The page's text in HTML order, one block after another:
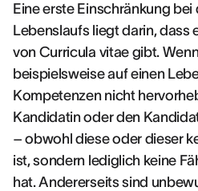
Eine erste Einschränkung
Lebenslaufs liegt darin, dass
von Curricula vitae gibt.
beispielsweise auf einen
Kompetenzen nicht
Kandidatin oder den
– obwohl diese oder dieser
ist, sondern lediglich keine
hat. Andererseits sind